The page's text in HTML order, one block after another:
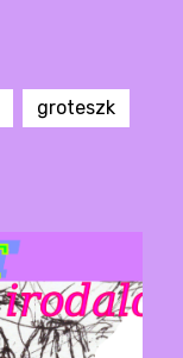
groteszk